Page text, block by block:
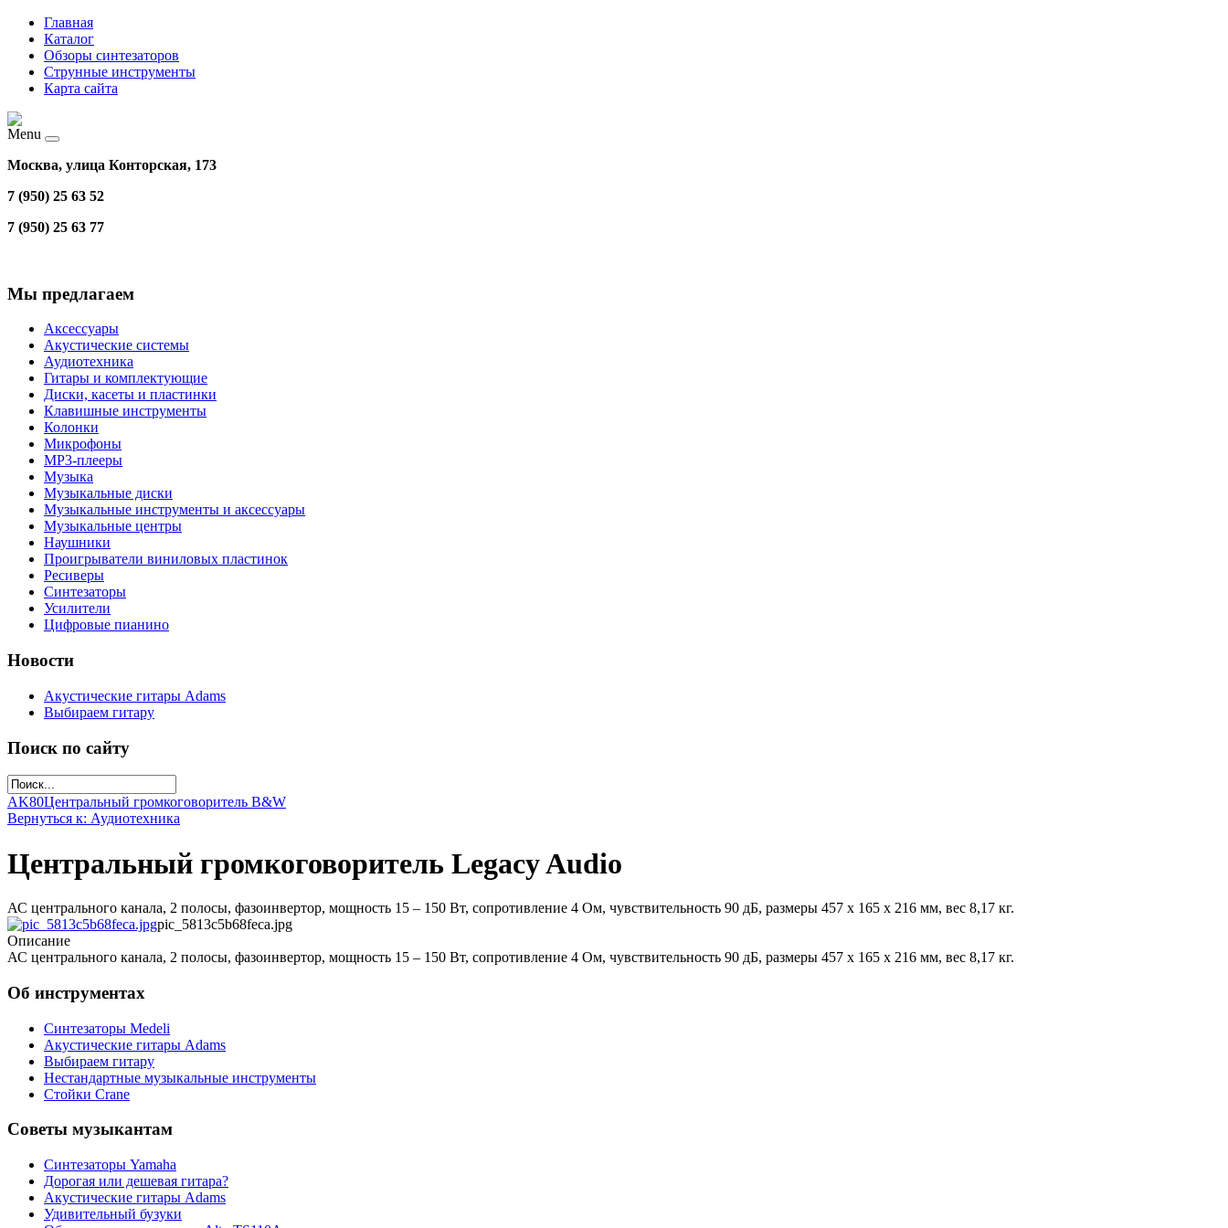
Главная
Каталог
Обзоры синтезаторов
Струнные инструменты
Карта сайта
Menu
Москва, улица Конторская, 173
7 (950) 25 63 52
7 (950) 25 63 77
Мы предлагаем
Аксессуары
Акустические системы
Аудиотехника
Гитары и комплектующие
Диски, касеты и пластинки
Клавишные инструменты
Колонки
Микрофоны
МР3-плееры
Музыка
Музыкальные диски
Музыкальные инструменты и аксессуары
Музыкальные центры
Наушники
Проигрыватели виниловых пластинок
Ресиверы
Синтезаторы
Усилители
Цифровые пианино
Новости
Акустические гитары Adams
Выбираем гитару
Поиск по сайту
AK80Центральный громкоговоритель B&W
Вернуться к: Аудиотехника
Центральный громкоговоритель Legacy Audio
АС центрального канала, 2 полосы, фазоинвертор, мощность 15 – 150 Вт, сопротивление 4 Ом, чувствительность 90 дБ, размеры 457 x 165 x 216 мм, вес 8,17 кг.
pic_5813c5b68feca.jpg
Описание
АС центрального канала, 2 полосы, фазоинвертор, мощность 15 – 150 Вт, сопротивление 4 Ом, чувствительность 90 дБ, размеры 457 x 165 x 216 мм, вес 8,17 кг.
Об инструментах
Синтезаторы Мedeli
Акустические гитары Adams
Выбираем гитару
Нестандартные музыкальные инструменты
Стойки Crane
Советы музыкантам
Синтезаторы Yamaha
Дорогая или дешевая гитара?
Акустические гитары Adams
Удивительный бузуки